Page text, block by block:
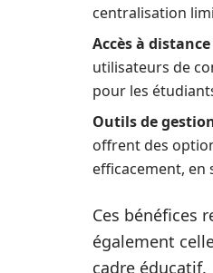
centralisation
Accès à distance
utilisateurs de
pour les
Outils de
offrent des
efficacement, en
Ces bénéfices
également
cadre éducatif.